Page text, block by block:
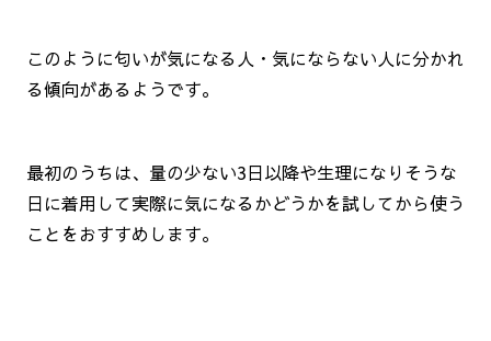
このように匂いが気になる人・気にならない人に分かれ
る傾向があるようです。
最初のうちは、量の少ない3日以降や生理になりそうな
日に着用して実際に気になるかどうかを試してから使う
ことをおすすめします。